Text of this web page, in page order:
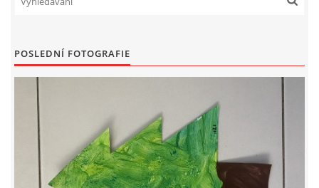
BÁSNĚ K TÉMATU PODZIM
POHYBOVÉ AKTIVITY NA TÉMA PODZIM
PÍSNĚ K TÉMATU ZIMA
POSLEDNÍ FOTOGRAFIE